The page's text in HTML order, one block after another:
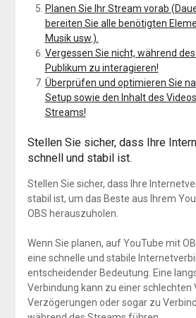
Planen Sie Ihr Stream vorab
bereiten Sie alle benötigten
Musik usw.).
Vergessen Sie nicht, während
Publikum zu interagieren!
Überprüfen und optimieren Sie
Setup sowie den Inhalt des
Streams!
Stellen Sie sicher, dass Ihre
schnell und stabil ist.
Stellen Sie sicher, dass Ihre
stabil ist, um das Beste aus Ihrem
OBS herauszuholen.
Wenn Sie planen, auf YouTube mit
eine schnelle und stabile
entscheidender Bedeutung. Eine
Verbindung kann zu einer schlechten
Verzögerungen oder sogar zu